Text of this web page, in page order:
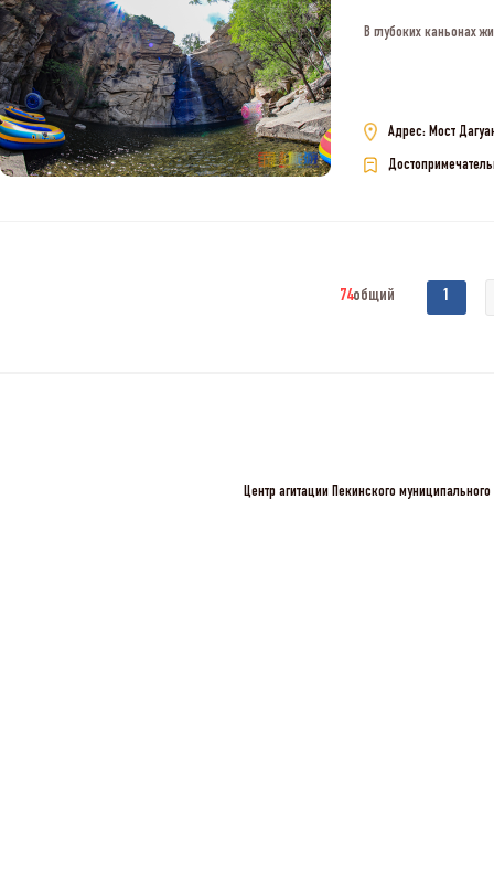
В глубоких каньонах
Адрес: Мост
74общий 1
Центр агитации Пекинского